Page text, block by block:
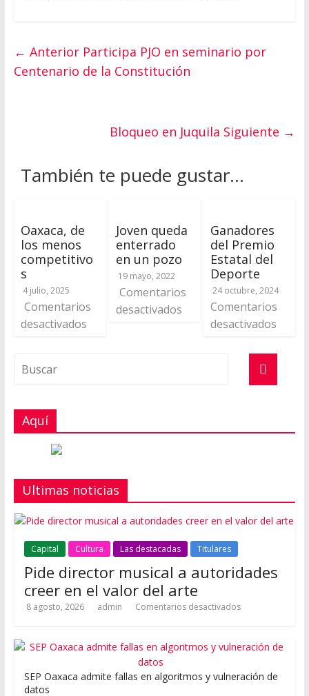
← AnteriorParticipa PJO en seminario por
Centenario de la Constitución
Bloqueo en Juquila Siguiente →
También te puede gustar...
Oaxaca, de
los menos
competitivo
s
4 julio, 2025
Comentarios
desactivados
Joven queda
enterrado
en un pozo
19 mayo, 2022
Comentarios
desactivados
Ganadores
del Premio
Estatal del
Deporte
24 octubre, 2024
Comentarios
desactivados
Aquí
Ultimas noticias
Capital Cultura Las destacadas Titulares
Pide director musical a autoridades
creer en el valor del arte
8 agosto, 2026 admin Comentarios desactivados
SEP Oaxaca admite fallas en algoritmos y vulneración de
datos